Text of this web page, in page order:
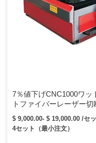
7％値下げCNC1000ワッ
トファイバーレーザー
$ 9,000.00- $ 19,000.00 /セ
4セット（最小注文）